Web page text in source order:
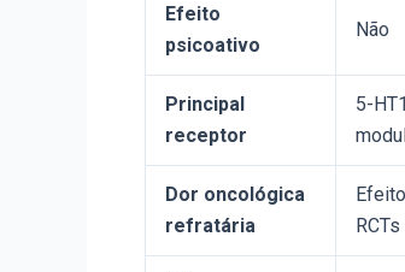
Efeito
psicoativo
Não
Principal
receptor
5-
Dor oncológica
refratária
RCTs